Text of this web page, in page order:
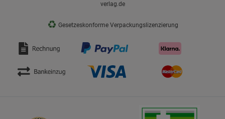
verlag.de
♻ Gesetzeskonforme Verpackungslizenzierung